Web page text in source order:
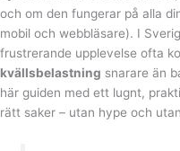
och om den fungerar på alla
mobil och webbläsare). I
frustrerande upplevelse ofta
kvällsbelastning snarare än
här guiden med ett lugnt,
rätt saker – utan hype och